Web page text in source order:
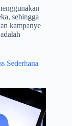
sehingga
kampanye
Sederhana